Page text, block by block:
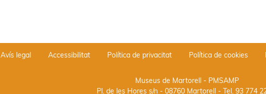
Avís legal Accessibilitat Política de privacitat Política de cookies
Museus de Martorell - PMSAMP
Pl. de les Hores s/n - 08760 Martorell- Tel. 93 774